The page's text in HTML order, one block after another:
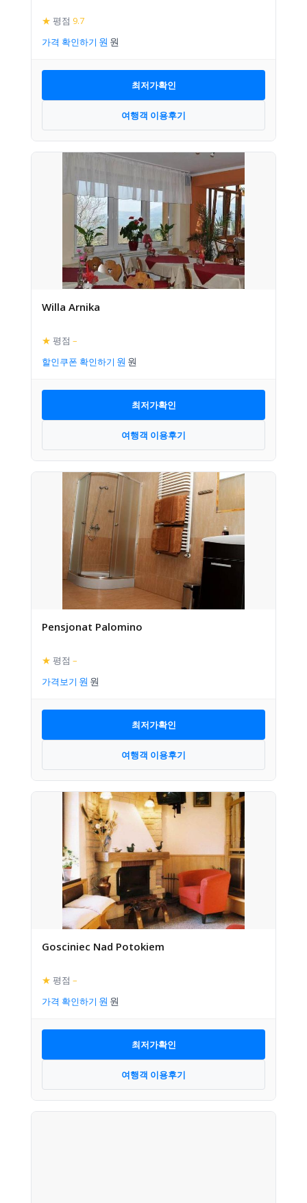
★ 평점 9.7
가격 확인하기
최저가확인
여행객 이용후기
Willa Arnika
★ 평점 –
할인쿠폰 확인하기
최저가확인
여행객 이용후기
Pensjonat Palomino
★ 평점 –
가격보기
최저가확인
여행객 이용후기
Gosciniec Nad Potokiem
★ 평점 –
가격 확인하기
최저가확인
여행객 이용후기